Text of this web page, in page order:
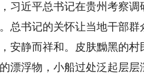
近平总书记在贵州考察调
总书记的关怀让当地干部
静而祥和。皮肤黝黑的村
漂浮物，小船过处泛起层层